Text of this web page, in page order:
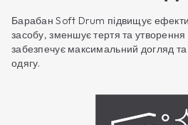
Барабан Soft Drum підвищує
засобу, зменшує тертя та
забезпечує максимальний догляд
одягу.